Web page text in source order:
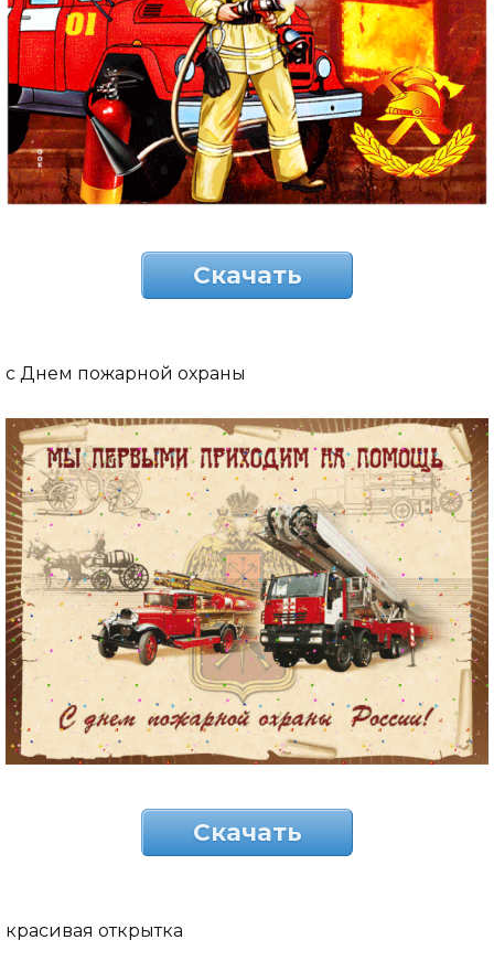
Скачать
с Днем пожарной охраны
Скачать
красивая открытка